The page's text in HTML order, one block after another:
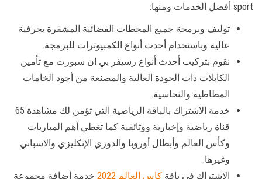
sport أفضل الخدمات ومنها:
توليف وبرمجة جميع المحطات الفضائية المشفرة بحرفية
عالية وباستخدام أحدث أنواع الكمبيوترات للبرمجة.
نقوم بتركيب أحدث أنواع رسيفر بي ان سبورت مع تأمين
الكابلات ذات الجودة العالية والمصنعة من أجود الخامات
المطاطية والنحاسية.
خدمة الاشتراك بالباقة الرياضية التي تؤمن لك مشاهدة 65
قناة رياضية وإخبارية ووثائقية كما تغطي أهم المباريات
وكأس العالم وأبطال أوروبا والدوري الإنكليزي والاسباني
وغيرها.
الاشتراك في باقة كاس العالم 2022
خدمة أضافة مجموعة